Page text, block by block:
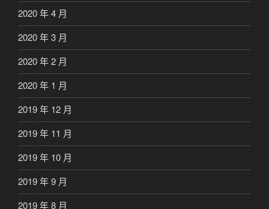
2020 年 4 月
2020 年 3 月
2020 年 2 月
2020 年 1 月
2019 年 12 月
2019 年 11 月
2019 年 10 月
2019 年 9 月
2019 年 8 月